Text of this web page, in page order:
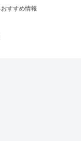
すすめ情報